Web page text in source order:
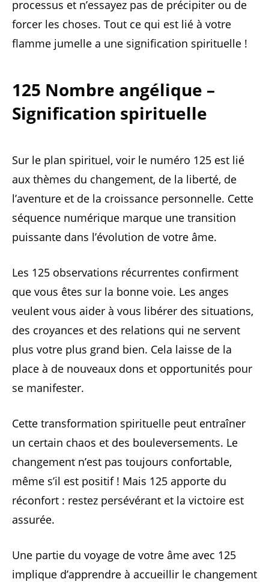
processus et n’essayez pas de précipiter ou de
forcer les choses. Tout ce qui est lié à votre
flamme jumelle a une signification spirituelle !
125 Nombre angélique –
Signification spirituelle
Sur le plan spirituel, voir le numéro 125 est lié
aux thèmes du changement, de la liberté, de
l’aventure et de la croissance personnelle. Cette
séquence numérique marque une transition
puissante dans l’évolution de votre âme.
Les 125 observations récurrentes confirment
que vous êtes sur la bonne voie. Les anges
veulent vous aider à vous libérer des situations,
des croyances et des relations qui ne servent
plus votre plus grand bien. Cela laisse de la
place à de nouveaux dons et opportunités pour
se manifester.
Cette transformation spirituelle peut entraîner
un certain chaos et des bouleversements. Le
changement n’est pas toujours confortable,
même s’il est positif ! Mais 125 apporte du
réconfort : restez persévérant et la victoire est
assurée.
Une partie du voyage de votre âme avec 125
implique d’apprendre à accueillir le changement